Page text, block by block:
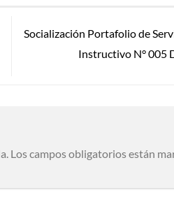
Socialización Portafolio de
Instructivo N° 005
Los campos obligatorios están